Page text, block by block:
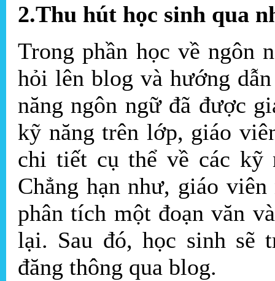
2.Thu hút học sinh qua
Trong phần học về ngôn
hỏi lên blog và hướng
năng ngôn ngữ đã được
kỹ năng trên lớp, giáo
chi tiết cụ thể về các kỹ
Chẳng hạn như, giáo
phân tích một đoạn văn
lại. Sau đó, học sinh sẽ
đăng thông qua blog.